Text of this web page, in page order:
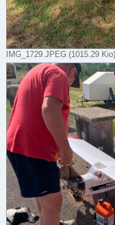
IMG_1729.JPEG (1015.29